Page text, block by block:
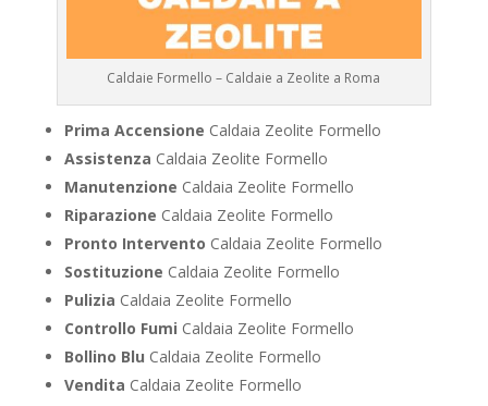
Caldaie Formello – Caldaie a Zeolite a Roma
Prima Accensione Caldaia Zeolite Formello
Assistenza Caldaia Zeolite Formello
Manutenzione Caldaia Zeolite Formello
Riparazione Caldaia Zeolite Formello
Pronto Intervento Caldaia Zeolite Formello
Sostituzione Caldaia Zeolite Formello
Pulizia Caldaia Zeolite Formello
Controllo Fumi Caldaia Zeolite Formello
Bollino Blu Caldaia Zeolite Formello
Vendita Caldaia Zeolite Formello